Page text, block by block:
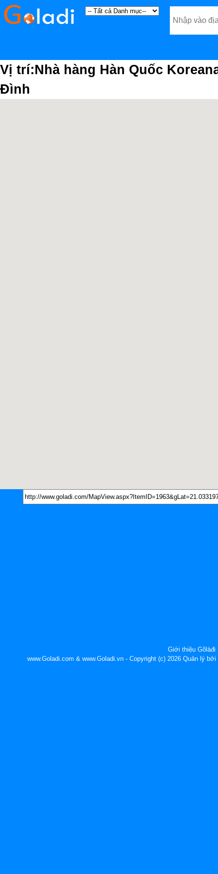
Vị trí:Nhà hàng Hàn Quốc
Đình
Giới thiệu Gõlàđi
www.Goladi.com & www.Goladi.vn - Copyright (c) 2026 Quản lý